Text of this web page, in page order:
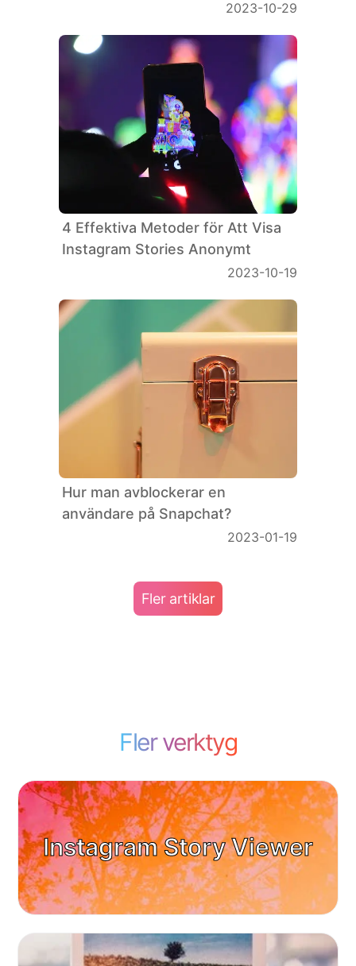
2023-10-29
4 Effektiva Metoder för Att Visa
Instagram Stories Anonymt
2023-10-19
Hur man avblockerar en
användare på Snapchat?
2023-01-19
Fler artiklar
Fler verktyg
Instagram Story Viewer